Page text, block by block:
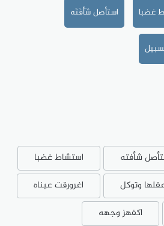
غضبا استأصل شَأْفَتَه
شأفته
استشاط غضبا
وتوكل
اغرورقت عيناه
اكفهز وجهه